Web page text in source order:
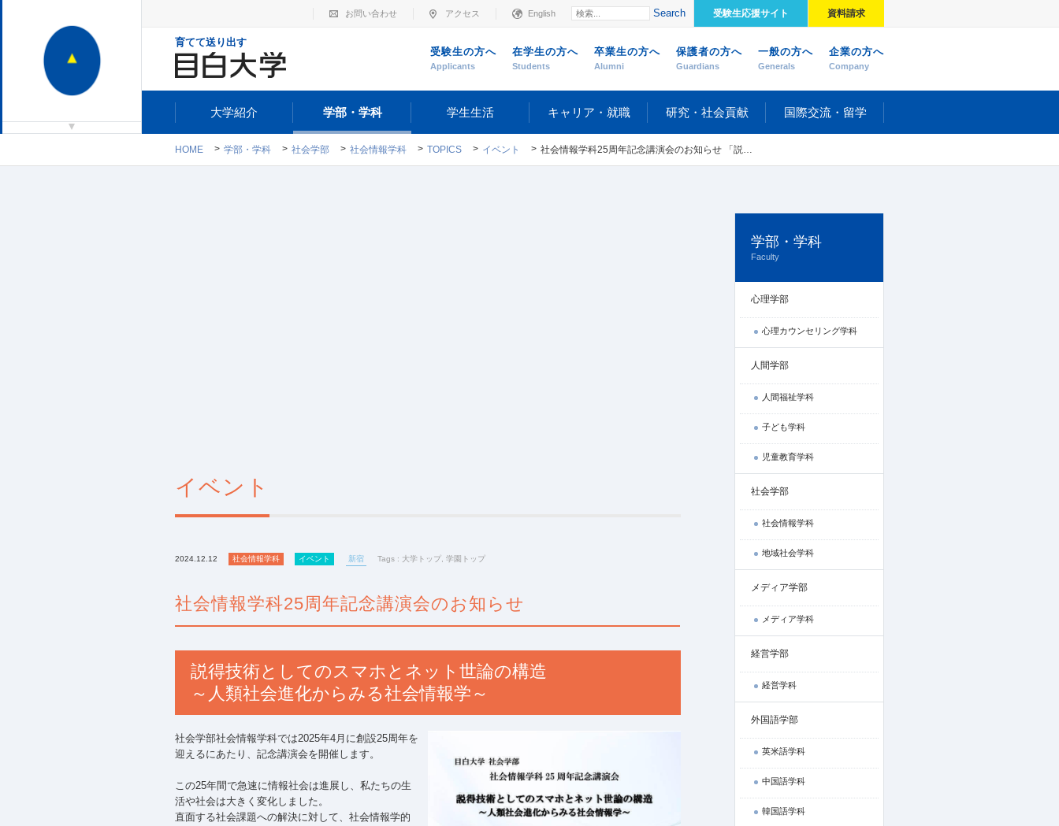
育てて送り出す
お問い合わせ アクセス English Search 受験生応援サイト 資料請求
受験生の方へ
Applicants
在学生の方へ
Students
卒業生の方へ
Alumni
保護者の方へ
Guardians
一般の方へ
Generals
企業の方へ
Company
大学紹介 学部・学科 学生生活 キャリア・就職 研究・社会貢献 国際交流・留学
HOME 学部・学科 社会学部 社会情報学科 TOPICS イベント 社会情報学科25周年記念講演会のお知らせ 「説得技術としてのスマホとネット世論の構造～人類社会進化からみる社会情報学～」
イベント
2024.12.12 社会情報学科 イベント 新宿 Tags : 大学トップ 学園トップ
社会情報学科25周年記念講演会のお知らせ
説得技術としてのスマホとネット世論の構造
～人類社会進化からみる社会情報学～
社会学部社会情報学科では2025年4月に創設25周年を
迎えるにあたり、記念講演会を開催します。
この25年間で急速に情報社会は進展し、私たちの生
活や社会は大きく変化しました。
直面する社会課題への解決に対して、社会情報学的
学部・学科
Faculty
心理学部
心理カウンセリング学科
人間学部
人間福祉学科
子ども学科
児童教育学科
社会学部
社会情報学科
地域社会学科
メディア学部
メディア学科
経営学部
経営学科
外国語学部
英米語学科
中国語学科
韓国語学科